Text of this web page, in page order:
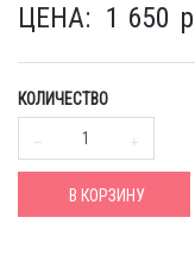
ЦЕНА: 1 650 p
КОЛИЧЕСТВО
В КОРЗИНУ